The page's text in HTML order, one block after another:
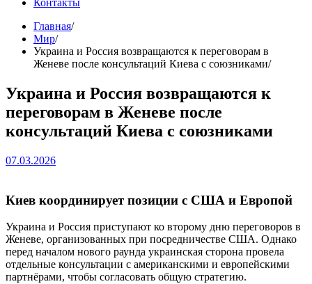
Контакты
Главная
Мир
Украина и Россия возвращаются к переговорам в
Женеве после консультаций Киева с союзниками
Украина и Россия возвращаются к
переговорам в Женеве после
консультаций Киева с союзниками
07.03.2026
Киев координирует позиции с США и Европой
Украина и Россия приступают ко второму дню переговоров в
Женеве, организованных при посредничестве США. Однако
перед началом нового раунда украинская сторона провела
отдельные консультации с американскими и европейскими
партнёрами, чтобы согласовать общую стратегию.